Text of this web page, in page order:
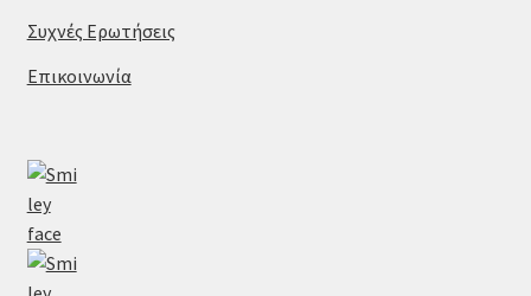
Συχνές Ερωτήσεις
Επικοινωνία